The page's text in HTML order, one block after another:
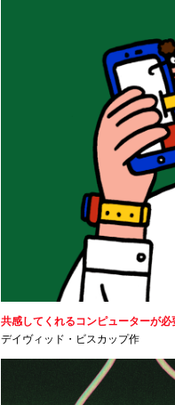
共感してくれるコンピューターが必
デイヴィッド・ビスカップ作